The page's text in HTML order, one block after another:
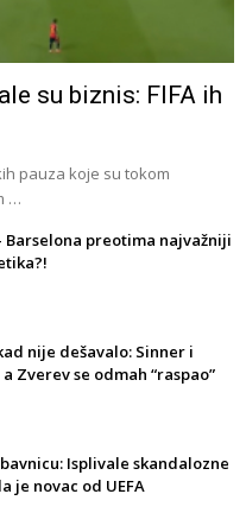
su biznis: FIFA ih
pauza koje su tokom
…
Barselona preotima najvažniji
nije dešavalo: Sinner i
Zverev se odmah “raspao”
Isplivale skandalozne
je novac od UEFA